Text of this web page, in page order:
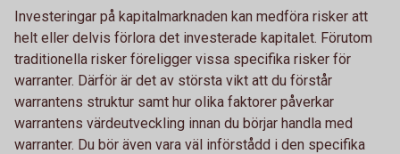
Investeringar på kapitalmarknaden kan medföra risker att
helt eller delvis förlora det investerade kapitalet. Förutom
traditionella risker föreligger vissa specifika risker för
warranter. Därför är det av största vikt att du förstår
warrantens struktur samt hur olika faktorer påverkar
warrantens värdeutveckling innan du börjar handla med
warranter. Du bör även vara väl införstådd i den specifika